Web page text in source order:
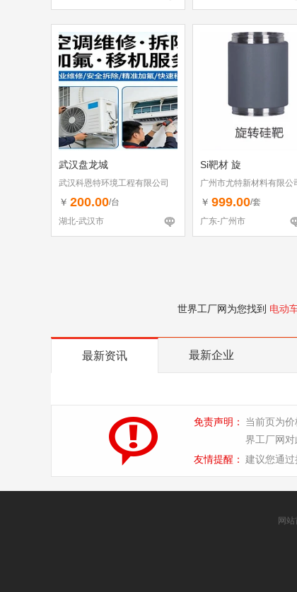
武汉盘龙城
武汉科恩特环境工程有限公司
￥ 200.00/台
湖北-武汉市
Si靶材 旋
广州市尤特新材料有限公
￥ 999.00/套
广东-广州市
世界工厂网为您找到 电动
最新资讯 最新企业
免责声明：
当前页为
界工厂网对
友情提醒： 建议您通
网站